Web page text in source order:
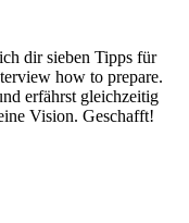
dir sieben Tipps für
how to prepare.
erfährst gleichzeitig
Vision. Geschafft!